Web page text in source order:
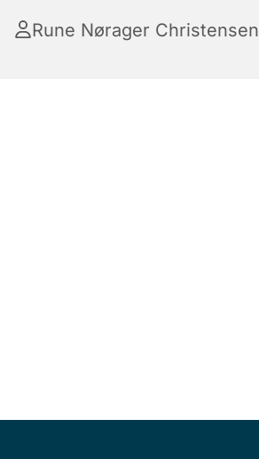
Rune Nørager Christensen